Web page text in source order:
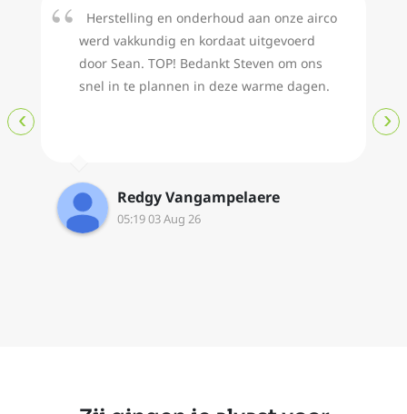
Herstelling en onderhoud aan onze airco
werd vakkundig en kordaat uitgevoerd
door Sean. TOP! Bedankt Steven om ons
snel in te plannen in deze warme dagen.
Redgy Vangampelaere
05:19 03 Aug 26
‹ ›